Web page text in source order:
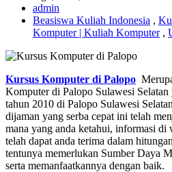
admin
Beasiswa Kuliah Indonesia ,
Komputer | Kuliah Komputer,
Kursus Komputer di Palopo
Komputer di Palopo Sulawesi
tahun 2010 di Palopo Sulawesi
dijaman yang serba cepat ini telah
mana yang anda ketahui, informasi di
telah dapat anda terima dalam
tentunya memerlukan Sumber Daya
serta memanfaatkannya dengan baik.